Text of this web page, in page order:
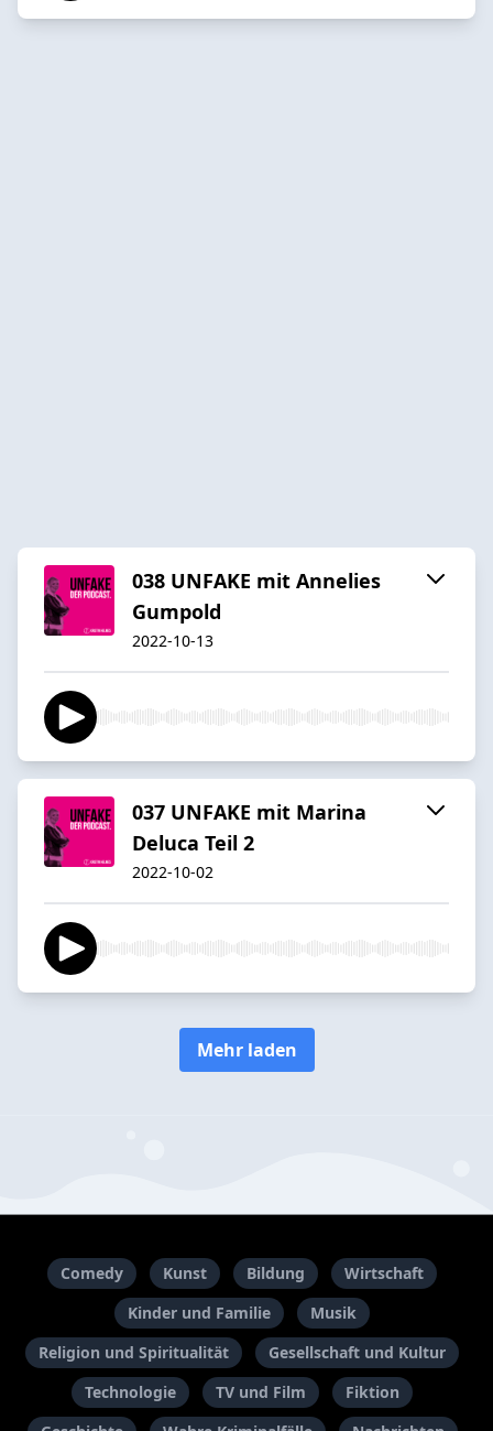
038 UNFAKE mit Annelies
Gumpold
2022-10-13
037 UNFAKE mit Marina
Deluca Teil 2
2022-10-02
Mehr laden
Comedy Kunst Bildung
Wirtschaft
Kinder und Familie
Musik
Religion und Spiritualität
Gesellschaft und Kultur
Technologie
TV und Film
Fiktion